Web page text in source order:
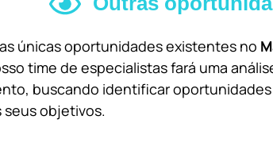
únicas oportunidades existentes no
time de especialistas fará uma
buscando identificar
seus objetivos.